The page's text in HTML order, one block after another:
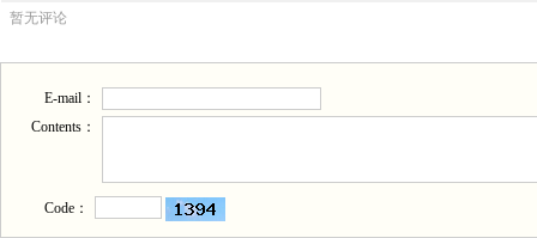
暂无评论
E-mail：
Contents：
Code：